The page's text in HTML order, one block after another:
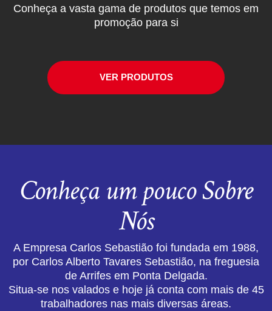
Conheça a vasta gama de produtos que temos em
promoção para si
VER PRODUTOS
Conheça um pouco Sobre
Nós
A Empresa Carlos Sebastião foi fundada em 1988,
por Carlos Alberto Tavares Sebastião, na freguesia
de Arrifes em Ponta Delgada.
Situa-se nos valados e hoje já conta com mais de 45
trabalhadores nas mais diversas áreas.